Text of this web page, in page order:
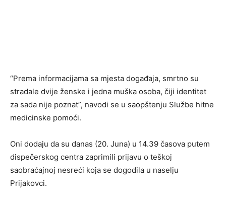
“Prema informacijama sa mjesta događaja, smrtno su
stradale dvije ženske i jedna muška osoba, čiji identitet
za sada nije poznat”, navodi se u saopštenju Službe hitne
medicinske pomoći.
Oni dodaju da su danas (20. Juna) u 14.39 časova putem
dispečerskog centra zaprimili prijavu o teškoj
saobraćajnoj nesreći koja se dogodila u naselju
Prijakovci.